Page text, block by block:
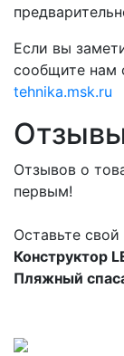
Если вы
сообщите нам
tehnika.msk.ru
Отзывов о
первым!
Оставьте
Конструктор
Пляжный